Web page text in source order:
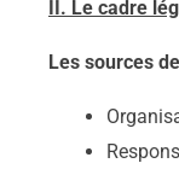
II. Le cadre
Les sources